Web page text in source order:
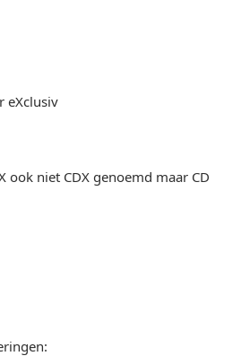
eXclusiv
ook niet CDX genoemd maar CD